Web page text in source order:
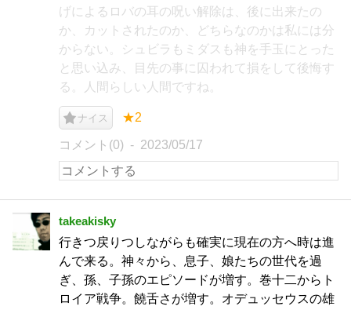
げによるロバの耳の呪い解除は、後に出来たの
か、カットされたのか、どちらなのかは私には分
からない。シュビラもミダスも神を手玉にとった
と思い込み、目先の事に囚われて損をして後悔す
る。人間らしい人間ですね。
ナイス ★2
コメント(0) 2023/05/17
takeakisky
行きつ戻りつしながらも確実に現在の方へ時は進
んで来る。神々から、息子、娘たちの世代を過
ぎ、孫、子孫のエピソードが増す。巻十二からト
ロイア戦争。饒舌さが増す。オデュッセウスの雄